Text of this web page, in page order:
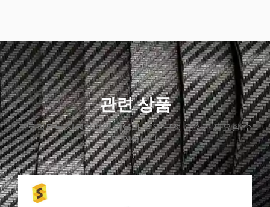
관련 상품
프로젝트를 지원하려면 다음과 같은 구성 요소가 필요할 수
도 있습니다.